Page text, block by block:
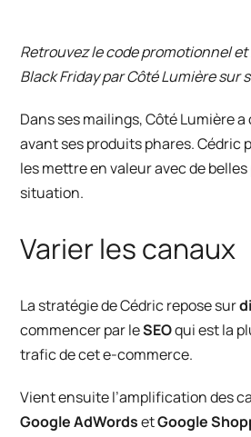
Retrouvez le code promotionnel
Black Friday par Côté Lumière sur
Dans ses mailings, Côté Lumière
avant ses produits phares. Cédric
les mettre en valeur avec de
situation.
Varier les canaux
La stratégie de Cédric repose sur
commencer par leSEOqui est la
trafic de cet e-commerce.
Vient ensuite l’amplification des
Google AdWordsetGoogle